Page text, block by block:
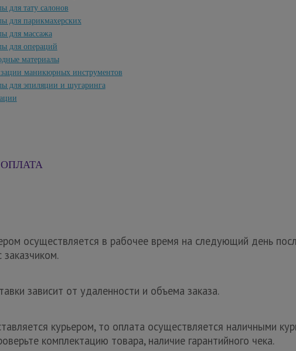
для тату салонов
для парикмахерских
для массажа
для операций
материалы
маникюрных инструментов
для эпиляции и шугаринга
осуществляется в рабочее время на следующий день
заказчиком.
зависит от удаленности и объема заказа.
курьером, то оплата осуществляется наличными
комплектацию товара, наличие гарантийного чека.